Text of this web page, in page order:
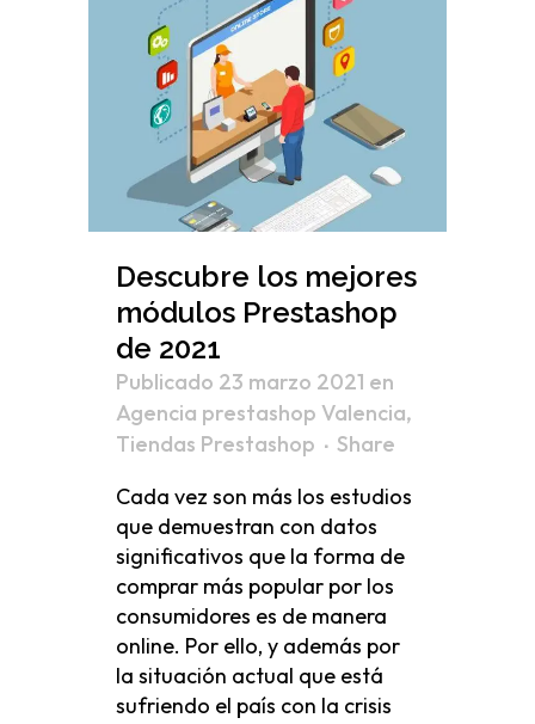
Descubre los mejores
módulos Prestashop
de 2021
Publicado 23 marzo 2021 en
Agencia prestashop Valencia,
Tiendas Prestashop
Share
Cada vez son más los estudios
que demuestran con datos
significativos que la forma de
comprar más popular por los
consumidores es de manera
online. Por ello, y además por
la situación actual que está
sufriendo el país con la crisis